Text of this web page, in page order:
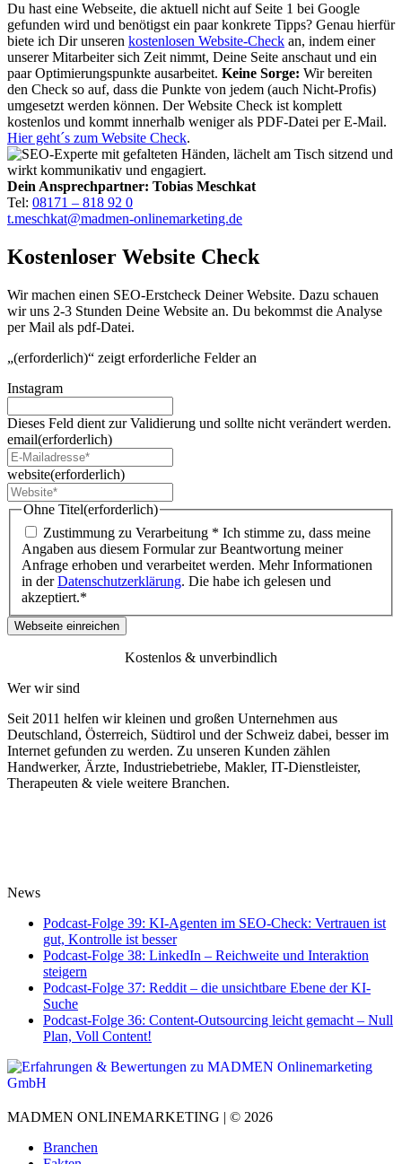
Du hast eine Webseite, die aktuell nicht auf Seite 1 bei Google
gefunden wird und benötigst ein paar konkrete Tipps? Genau hierfür
biete ich Dir unseren kostenlosen Website-Check an, indem einer
unserer Mitarbeiter sich Zeit nimmt, Deine Seite anschaut und ein
paar Optimierungspunkte ausarbeitet. Keine Sorge: Wir bereiten
den Check so auf, dass die Punkte von jedem (auch Nicht-Profis)
umgesetzt werden können. Der Website Check ist komplett
kostenlos und kommt innerhalb weniger als PDF-Datei per E-Mail.
Hier geht´s zum Website Check.
Dein Ansprechpartner: Tobias Meschkat
Tel: 08171 – 818 92 0
t.meschkat@madmen-onlinemarketing.de
Kostenloser Website Check
Wir machen einen SEO-Erstcheck Deiner Website. Dazu schauen
wir uns 2-3 Stunden Deine Website an. Du bekommst die Analyse
per Mail als pdf-Datei.
„(erforderlich)“ zeigt erforderliche Felder an
Instagram
Dieses Feld dient zur Validierung und sollte nicht verändert werden.
email(erforderlich)
website(erforderlich)
Ohne Titel(erforderlich)
Zustimmung zu Verarbeitung * Ich stimme zu, dass meine
Angaben aus diesem Formular zur Beantwortung meiner
Anfrage erhoben und verarbeitet werden. Mehr Informationen
in derDatenschutzerklärung. Die habe ich gelesen und
akzeptiert.*
Kostenlos & unverbindlich
Wer wir sind
Seit 2011 helfen wir kleinen und großen Unternehmen aus
Deutschland, Österreich, Südtirol und der Schweiz dabei, besser im
Internet gefunden zu werden. Zu unseren Kunden zählen
Handwerker, Ärzte, Industriebetriebe, Makler, IT-Dienstleister,
Therapeuten & viele weitere Branchen.
News
Podcast-Folge 39: KI-Agenten im SEO-Check: Vertrauen ist
gut, Kontrolle ist besser
Podcast-Folge 38: LinkedIn – Reichweite und Interaktion
steigern
Podcast-Folge 37: Reddit – die unsichtbare Ebene der KI-
Suche
Podcast-Folge 36: Content-Outsourcing leicht gemacht – Null
Plan, Voll Content!
MADMEN ONLINEMARKETING | © 2026
Branchen